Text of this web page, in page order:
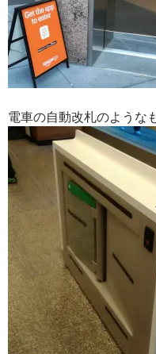
電車の自動改札のような